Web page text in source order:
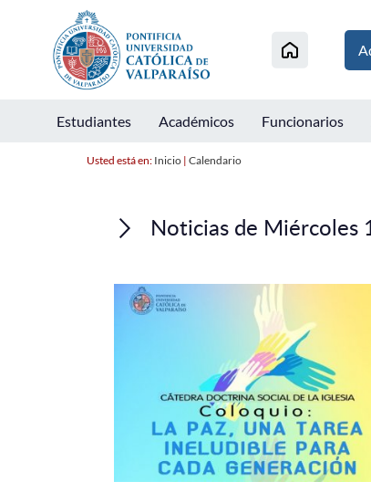
Estudiantes Académicos Funcionarios
Usted está en: Inicio| Calendario
Noticias de Miércoles